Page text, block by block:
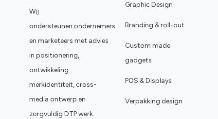
Wij
ondersteunen ondernemers
en marketeers met advies
in positionering,
ontwikkeling
merkidentiteit, cross-
media ontwerp en
zorgvuldig DTP werk.
Graphic Design
Branding & roll-out
Custom made
gadgets
POS & Displays
Verpakking design